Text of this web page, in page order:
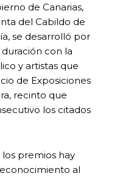
de Canarias,
del Cabildo de
se desarrolló por
con la
y artistas que
de Exposiciones
recinto que
los citados
premios hay
al